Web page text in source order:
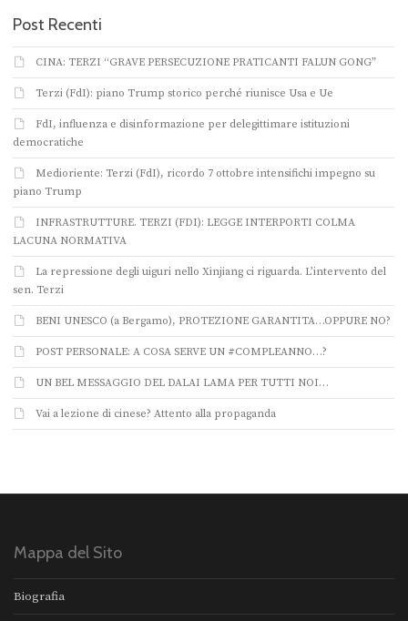
Post Recenti
CINA: TERZI “GRAVE PERSECUZIONE PRATICANTI FALUN GONG”
Terzi (FdI): piano Trump storico perché riunisce Usa e Ue
FdI, influenza e disinformazione per delegittimare istituzioni
democratiche
Medioriente: Terzi (FdI), ricordo 7 ottobre intensifichi impegno su
piano Trump
INFRASTRUTTURE. TERZI (FDI): LEGGE INTERPORTI COLMA
LACUNA NORMATIVA
La repressione degli uiguri nello Xinjiang ci riguarda. L’intervento del
sen. Terzi
BENI UNESCO (a Bergamo), PROTEZIONE GARANTITA…OPPURE NO?
POST PERSONALE: A COSA SERVE UN #COMPLEANNO…?
UN BEL MESSAGGIO DEL DALAI LAMA PER TUTTI NOI…
Vai a lezione di cinese? Attento alla propaganda
Mappa del Sito
Biografia